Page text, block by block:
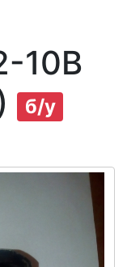
10В
б/у